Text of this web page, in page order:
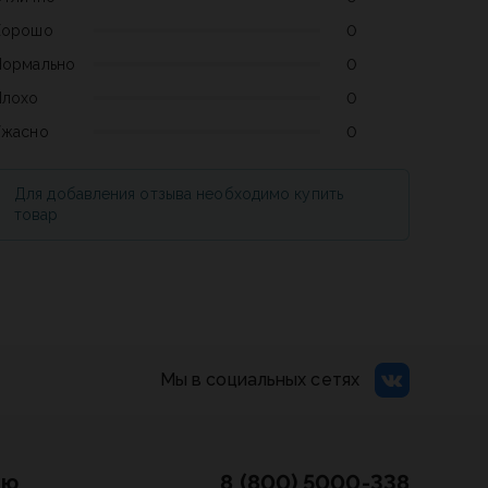
0
0
0
0
Для добавления отзыва необходимо купить
товар
Мы в социальных сетях
8 (800) 5000-338